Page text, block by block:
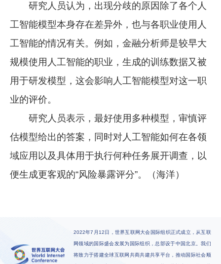
研究人员认为，出现分歧的原因除了各个人
工智能模型本身存在差异外，也与各职业使用人
工智能的情况有关。例如，金融分析师是较早大
规模使用人工智能的职业，生成的训练数据又被
用于研发模型，这会影响人工智能模型对这一职
业的评价。
研究人员表示，最好使用多种模型，审慎评
估模型给出的答案，同时对人工智能如何在各领
域应用以及具体用于执行何种任务展开调查，以
便生成更客观的“风险暴露评分”。（海洋）
2022年7月12日，世界互联网大会国际组织正式成立，从互联
网领域的国际盛会发展为国际组织，总部设于中国北京。我们
将致力于搭建全球互联网共商共建共享平台，推动国际社会顺